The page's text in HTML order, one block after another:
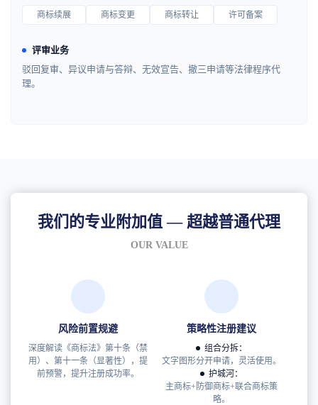
商标续展 商标变更 商标转让 许可备案
评审业务
驳回复审、异议申请与答辩、无效宣告、撤三申请等法律程序代
理。
我们的专业附加值 — 超越普通代理
OUR VALUE
风险前置规避
深度解读《商标法》第十条（禁
用）、第十一条（显著性），提
前预警，提升注册成功率。
策略性注册建议
组合分拆：
文字图形分开申请，灵活使用。
护城河：
主商标+防御商标+联合商标策
略。